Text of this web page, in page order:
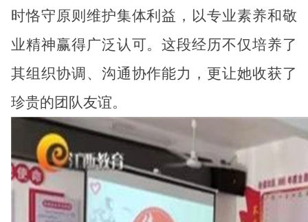
时恪守原则维护集体利益，以专业素养和敬
业精神赢得广泛认可。这段经历不仅培养了
其组织协调、沟通协作能力，更让她收获了
珍贵的团队友谊。